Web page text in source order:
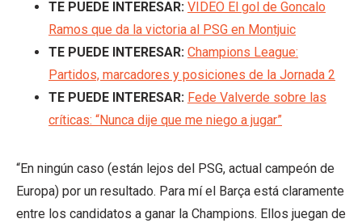
TE PUEDE INTERESAR: VIDEO El gol de Goncalo
Ramos que da la victoria al PSG en Montjuic
TE PUEDE INTERESAR: Champions League:
Partidos, marcadores y posiciones de la Jornada 2
TE PUEDE INTERESAR: Fede Valverde sobre las
críticas: “Nunca dije que me niego a jugar”
“En ningún caso (están lejos del PSG, actual campeón de
Europa) por un resultado. Para mí el Barça está claramente
entre los candidatos a ganar la Champions. Ellos juegan de